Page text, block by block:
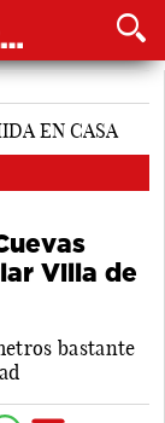
Villa de
bastante